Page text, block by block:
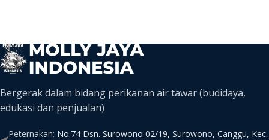
Bergerak dalam bidang perikanan air tawar (budidaya,
edukasi dan penjualan)
Peternakan: No.74 Dsn. Surowono 02/19, Surowono, Canggu, Kec.